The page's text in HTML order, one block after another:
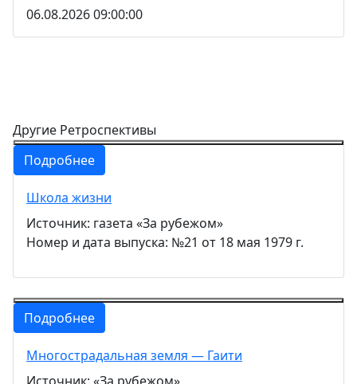
06.08.2026 09:00:00
Другие Ретроспективы
Подробнее
Школа жизни
Источник: газета «За рубежом»
Номер и дата выпуска: №21 от 18 мая 1979 г.
Подробнее
Многострадальная земля — Гаити